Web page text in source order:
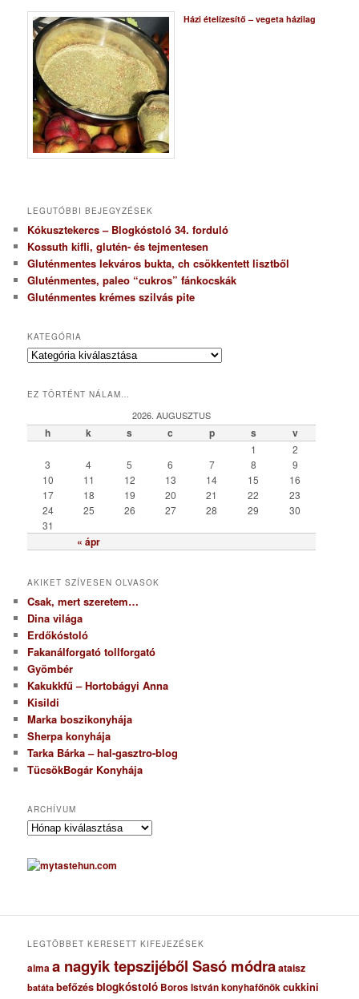
Házi ételízesítő – vegeta házilag
LEGUTÓBBI BEJEGYZÉSEK
Kókusztekercs – Blogkóstoló 34. forduló
Kossuth kifli, glutén- és tejmentesen
Gluténmentes lekváros bukta, ch csökkentett lisztből
Gluténmentes, paleo “cukros” fánkocskák
Gluténmentes krémes szilvás pite
KATEGÓRIA
K
e
r
EZ TÖRTÉNT NÁLAM…
2026. AUGUSZTUS
h k s c p s v
« ápr
1
2
3
4 5 6 7 8
9
10
11 12 13 14 15
16
17
18 19 20 21 22
23
24
25 26 27 28 29
30
31
AKIKET SZÍVESEN OLVASOK
Csak, mert szeretem…
Dina világa
Erdőkóstoló
Fakanálforgató tollforgató
Gyömbér
Kakukkfű – Hortobágyi Anna
Kisildi
Marka boszikonyhája
Sherpa konyhája
Tarka Bárka – hal-gasztro-blog
TücsökBogár Konyhája
ARCHÍVUM
A
c
h
u
LEGTÖBBET KERESETT KIFEJEZÉSEK
almaa nagyik tepszijéből Sasó módraataisz
batáta befőzésblogkóstoló Boros István konyhafőnökcukkini